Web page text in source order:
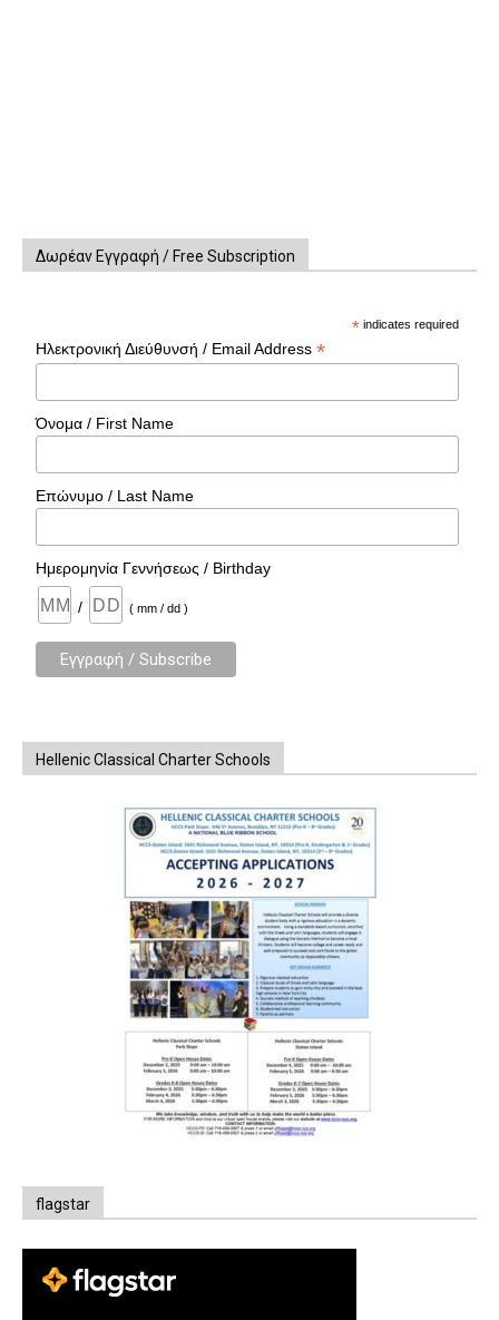
Δωρέαν Εγγραφή / Free Subscription
* indicates required
Ηλεκτρονική Διεύθυνσή / Email Address*
Όνομα / First Name
Επώνυμο / Last Name
Ημερομηνία Γεννήσεως / Birthday
/ ( mm / dd )
Hellenic Classical Charter Schools
flagstar